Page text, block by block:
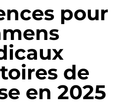
pour
de
en 2025